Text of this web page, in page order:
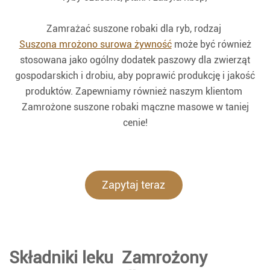
Zamrażać suszone robaki dla ryb, rodzaj
Suszona mrożono surowa żywnośćmoże być również
stosowana jako ogólny dodatek paszowy dla zwierząt
gospodarskich i drobiu, aby poprawić produkcję i jakość
produktów. Zapewniamy również naszym klientom
Zamrożone suszone robaki mączne masowe w taniej
cenie!
Zapytaj teraz
Składniki leku Zamrożony